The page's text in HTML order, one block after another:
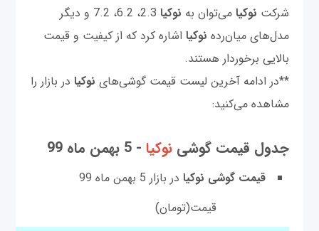
شرکت نوکیا می‌توان به نوکیا
2.3، 6.2، 7.2 و دیگر
مدل‌های میان‌رده نوکیا اشاره کرد که از کیفیت و قیمت
بالایی برخوردار هستند.
**در ادامه آخرین لیست قیمت گوشی‌های نوکیا در بازار را
مشاهده می‌کنید:
جدول قیمت گوشی‌نوکیا - 5 بهمن ماه 99
قیمت گوشی نوکیا در بازار 5 بهمن ماه 99
قیمت(تومان)